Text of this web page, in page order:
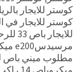
كوستر للايجار
كوستر للايجار في
للايجار باص 33 للرحلات لسياحية
مرسيدسe200 ميكروباص 14 راكب
مطلوب ميني باص